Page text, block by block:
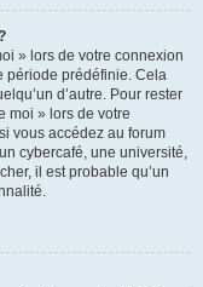
» lors de votre connexion
période prédéfinie. Cela
d’autre. Pour rester
moi » lors de votre
vous accédez au forum
cybercafé, une université,
il est probable qu’un